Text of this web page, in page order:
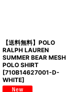
【送料無料】POLO
RALPH LAUREN
SUMMER BEAR MESH
POLO SHIRT
[710B14627001-D-
WHITE]